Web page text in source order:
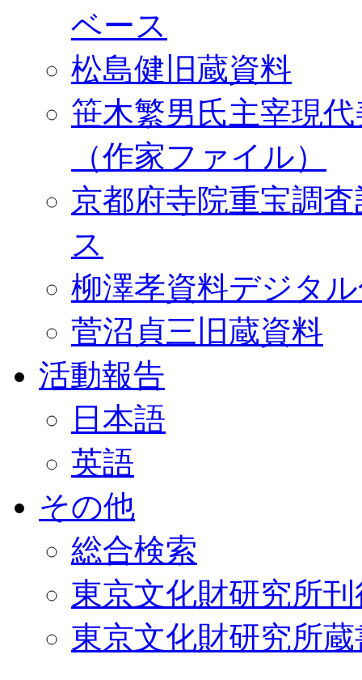
ベース
松島健旧蔵資料
笹木繁男氏主宰現
（作家ファイル）
京都府寺院重宝調
ス
柳澤孝資料デジタ
菅沼貞三旧蔵資料
活動報告
日本語
英語
その他
総合検索
東京文化財研究所
東京文化財研究所